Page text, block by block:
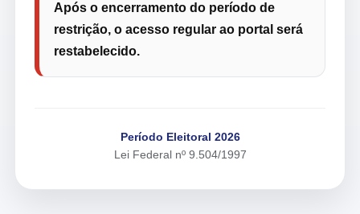
Após o encerramento do período de
restrição, o acesso regular ao portal será
restabelecido.
Período Eleitoral 2026
Lei Federal nº 9.504/1997